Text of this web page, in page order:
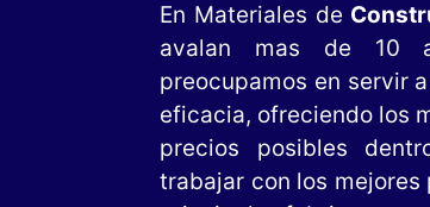
En Materiales de
avalan mas de 10
preocupamos en servir
eficacia, ofreciendo los
precios posibles
trabajar con los